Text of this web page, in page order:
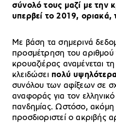
σύνολό τους μαζί με την
υπερβεί το 2019, οριακά,
Με βάση τα σημερινά
προσμέτρηση του αριθμού
κρουαζιέρας αναμένεται
κλειδώσει πολύ
συνόλου των αφίξεων σε
αναφοράς για τον
πανδημίας. Ωστόσο, ακόμη
προσδιοριστεί ο ακριβής